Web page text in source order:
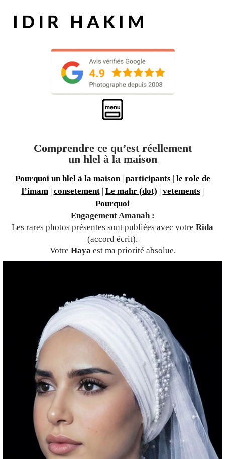
Comprendre ce qu’est réellement
un hlel à la maison
Pourquoi un hlel à la maison| participants| le role de
l’imam| consetement| Le mahr (dot) | vetements|
Pourquoi
Engagement Amanah :
Les rares photos présentes sont publiées avec votre Rida
(accord écrit).
Votre Haya est ma priorité absolue.